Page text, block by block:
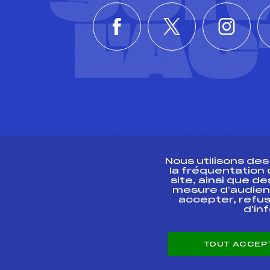
ESPACE PRESSE
Nous utilisons
la fréquentation
site, ainsi que
mesure
accepter,
TOUT